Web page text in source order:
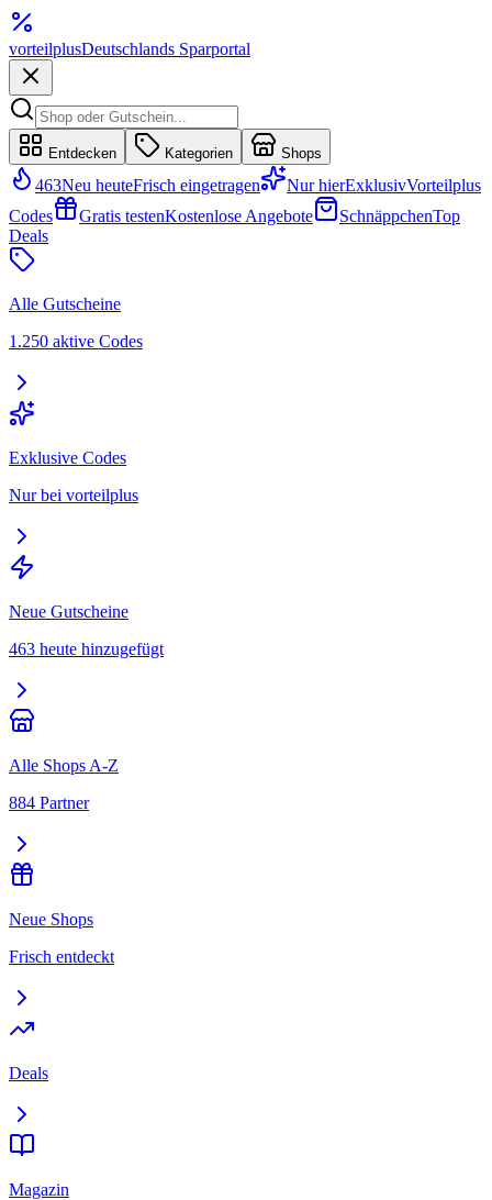
vorteilplusDeutschlands Sparportal
Entdecken Kategorien Shops
463Neu heuteFrisch eingetragen Nur hierExklusivVorteilplus
Codes
Gratis testenKostenlose Angebote SchnäppchenTop
Deals
Alle Gutscheine
1.250 aktive Codes
Exklusive Codes
Nur bei vorteilplus
Neue Gutscheine
463 heute hinzugefügt
Alle Shops A-Z
884 Partner
Neue Shops
Frisch entdeckt
Deals
Magazin